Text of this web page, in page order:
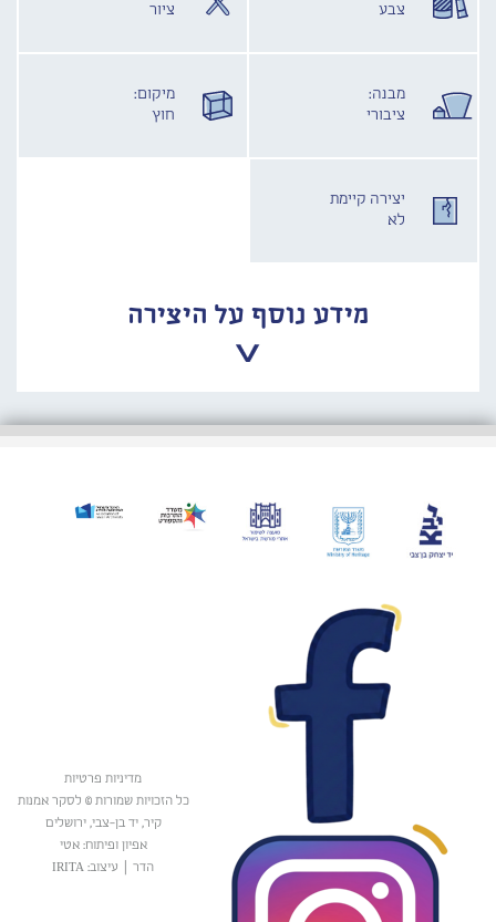
צבע
ציור
מבנה:
ציבורי
מיקום:
חוץ
יצירה קיימת
לא
מידע נוסף על היצירה
מדיניות פרטיות
כל הזכויות שמורות © לסקר אמנות
קיר, יד בן-צבי, ירושלים
אפיון ופיתוח: אטי
הדר
עיצוב: IRITA